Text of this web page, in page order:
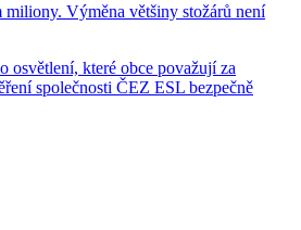
Výměna většiny stožárů není
osvětlení, které obce považují za
společnosti ČEZ ESL bezpečně